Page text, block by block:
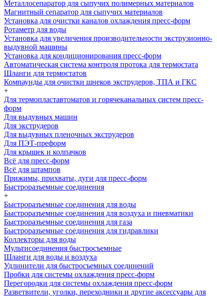
Металлосепаратор для сыпучих полимерных материалов
Магнитный сепаратор для сыпучих материалов
Установка для очистки каналов охлаждения пресс-форм
Ротаметр для воды
Установка для увеличения производительности экструзионно-
выдувной машины
Установка для кондиционирования пресс-форм
Автоматическая система контроля протока для термостата
Шланги для термостатов
Компаунды для очистки шнеков экструдеров, ТПА и ГКС
+
Для термопластавтоматов и горячеканальных систем пресс-
форм
Для выдувных машин
Для экструдеров
Для выдувных пленочных экструдеров
Для ПЭТ-преформ
Для крышек и колпачков
Всё для пресс-форм
Всё для штампов
Прижимы, прихваты, дуги для пресс-форм
Быстроразъемные соединения
+
Быстроразъемные соединения для воды
Быстроразъемные соединения для воздуха и пневматики
Быстроразъемные соединения для газа
Быстроразъемные соединения для гидравлики
Коллекторы для воды
Мультисоединения быстросъемные
Шланги для воды и воздуха
Удлинители для быстросъемных соединений
Пробки для системы охлаждения пресс-форм
Перегородки для системы охлаждения пресс-форм
Разветвители, уголки, переходники и другие аксессуары для